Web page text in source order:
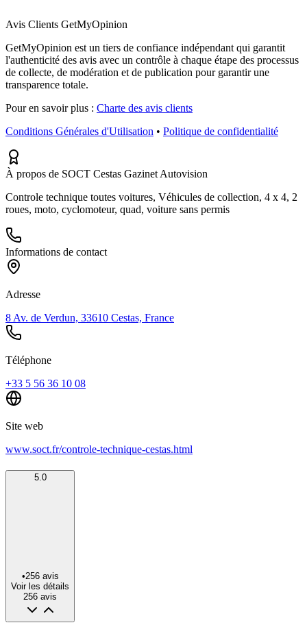
Avis Clients GetMyOpinion
GetMyOpinion est un tiers de confiance indépendant qui garantit
l'authenticité des avis avec un contrôle à chaque étape des processus
de collecte, de modération et de publication pour garantir une
transparence totale.
Pour en savoir plus : Charte des avis clients
Conditions Générales d'Utilisation • Politique de confidentialité
À propos de SOCT Cestas Gazinet Autovision
Controle technique toutes voitures, Véhicules de collection, 4 x 4, 2
roues, moto, cyclomoteur, quad, voiture sans permis
Informations de contact
Adresse
8 Av. de Verdun, 33610 Cestas, France
Téléphone
+33 5 56 36 10 08
Site web
www.soct.fr/controle-technique-cestas.html
5.0
•256 avis
Voir les détails
256 avis